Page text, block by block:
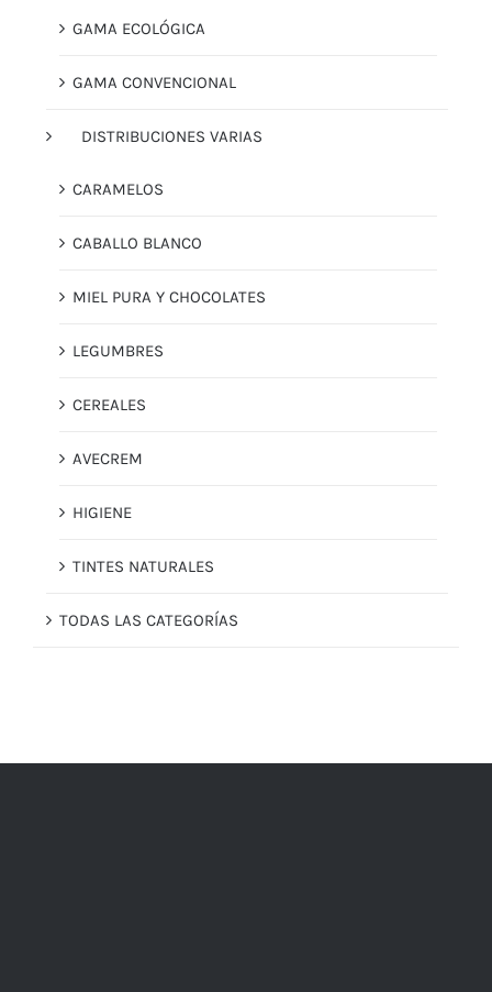
GAMA ECOLÓGICA
GAMA CONVENCIONAL
DISTRIBUCIONES VARIAS
CARAMELOS
CABALLO BLANCO
MIEL PURA Y CHOCOLATES
LEGUMBRES
CEREALES
AVECREM
HIGIENE
TINTES NATURALES
TODAS LAS CATEGORÍAS